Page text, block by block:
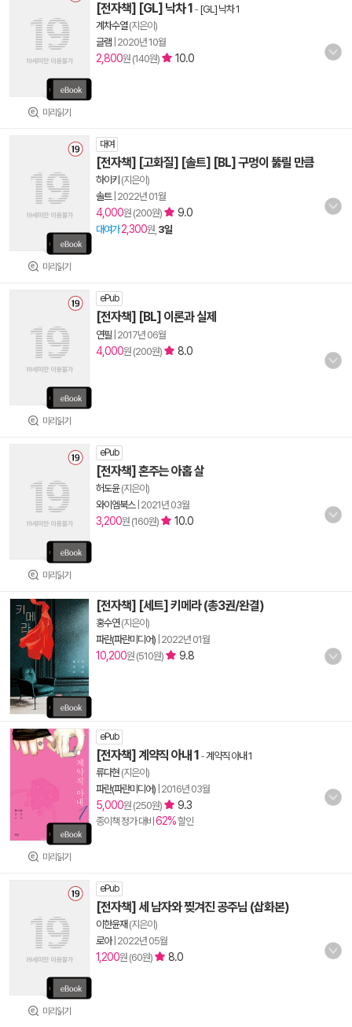
미리읽기
[전자책] [GL] 낙차 1 - [GL] 낙차 1
계차수열(지은이)
글램 2020년 10월
2,800원 (140원) 10.0
미리읽기
대여
[전자책] [고화질] [솔트] [BL] 구멍이 뚫릴 만큼
하이키 (지은이)
솔트| 2022년 01월
4,000원 (200원) 9.0
대여가 2,300원, 3일
미리읽기
ePub
[전자책] [BL] 이론과 실제
연필 2017년 06월
4,000원 (200원) 8.0
미리읽기
ePub
[전자책] 혼주는 아홉 살
허도윤(지은이)
와이엠북스| 2021년 03월
3,200원 (160원) 10.0
[전자책] [세트] 키메라 (총3권/완결)
홍수연(지은이)
파란(파란미디어) 2022년 01월
10,200원 (510원) 9.8
미리읽기
ePub
[전자책] 계약직 아내 1 -계약직 아내 1
류다현 (지은이)
파란(파란미디어) 2016년 03월
5,000원 (250원) 9.3
종이책 정가 대비 62%할인
미리읽기
ePub
[전자책] 세 남자와 찢겨진 공주님 (삽화본)
이한윤재 (지은이)
로아| 2022년 05월
1,200원 (60원) 8.0